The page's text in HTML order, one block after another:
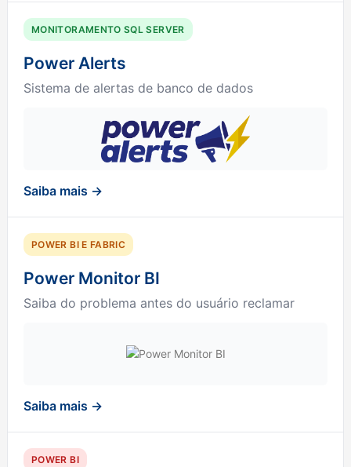
MONITORAMENTO SQL SERVER
Power Alerts
Sistema de alertas de banco de dados
Saiba mais →
POWER BI E FABRIC
Power Monitor BI
Saiba do problema antes do usuário reclamar
Saiba mais →
POWER BI